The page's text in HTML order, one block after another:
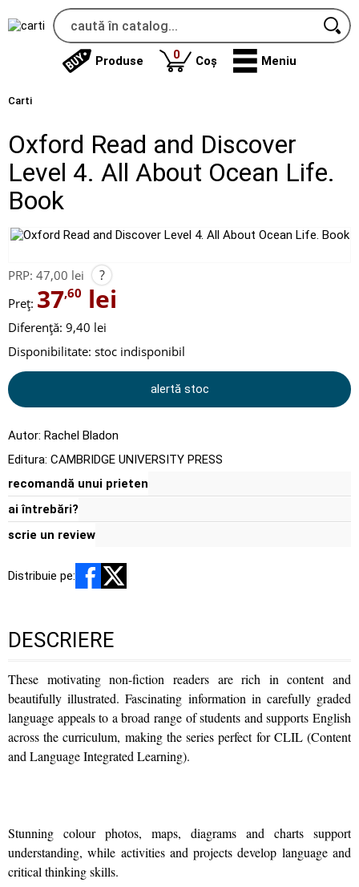
Produse 0produse
Coș Meniu
Carti
Oxford Read and Discover
Level 4. All About Ocean Life.
Book
PRP: 47,00 lei ?
Preț: 37,60 lei
Diferență: 9,40 lei
Disponibilitate: stoc indisponibil
alertă stoc
Autor: Rachel Bladon
Editura: CAMBRIDGE UNIVERSITY PRESS
recomandă unui prieten
ai întrebări?
scrie un review
Distribuie pe:
DESCRIERE
These motivating non-fiction readers are rich in content and
beautifully illustrated. Fascinating information in carefully graded
language appeals to a broad range of students and supports English
across the curriculum, making the series perfect for CLIL (Content
and Language Integrated Learning).
Stunning colour photos, maps, diagrams and charts support
understanding, while activities and projects develop language and
critical thinking skills.